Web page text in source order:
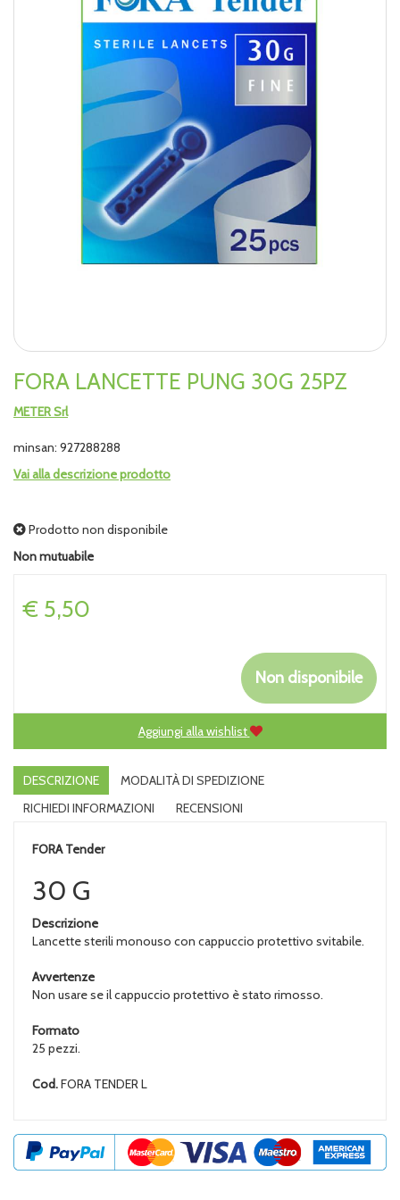
FORA LANCETTE PUNG 30G 25PZ
METER Srl
minsan: 927288288
Vai alla descrizione prodotto
Prodotto non disponibile
Non mutuabile
Prezzo
€ 5,50
Non disponibile
Aggiungi alla wishlist
DESCRIZIONE
MODALITÀ DI SPEDIZIONE
RICHIEDI INFORMAZIONI
RECENSIONI
FORA Tender
30 G
Descrizione
Lancette sterili monouso con cappuccio protettivo svitabile.
Avvertenze
Non usare se il cappuccio protettivo è stato rimosso.
Formato
25 pezzi.
Cod.FORA TENDER L